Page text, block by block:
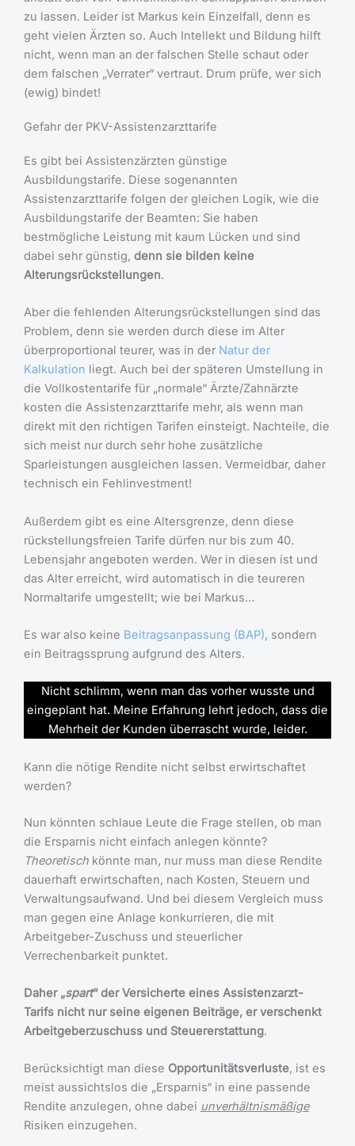
zu lassen. Leider ist Markus kein Einzelfall, denn es
geht vielen Ärzten so. Auch Intellekt und Bildung hilft
nicht, wenn man an der falschen Stelle schaut oder
dem falschen „Verrater“ vertraut. Drum prüfe, wer sich
(ewig) bindet!
Gefahr der PKV-Assistenzarzttarife
Es gibt bei Assistenzärzten günstige
Ausbildungstarife. Diese sogenannten
Assistenzarzttarife folgen der gleichen Logik, wie die
Ausbildungstarife der Beamten: Sie haben
bestmögliche Leistung mit kaum Lücken und sind
dabei sehr günstig, denn sie bilden keine
Alterungsrückstellungen.
Aber die fehlenden Alterungsrückstellungen sind das
Problem, denn sie werden durch diese im Alter
überproportional teurer, was in der Natur der
Kalkulation liegt. Auch bei der späteren Umstellung in
die Vollkostentarife für „normale“ Ärzte/Zahnärzte
kosten die Assistenzarzttarife mehr, als wenn man
direkt mit den richtigen Tarifen einsteigt. Nachteile, die
sich meist nur durch sehr hohe zusätzliche
Sparleistungen ausgleichen lassen. Vermeidbar, daher
technisch ein Fehlinvestment!
Außerdem gibt es eine Altersgrenze, denn diese
rückstellungsfreien Tarife dürfen nur bis zum 40.
Lebensjahr angeboten werden. Wer in diesen ist und
das Alter erreicht, wird automatisch in die teureren
Normaltarife umgestellt; wie bei Markus…
Es war also keine Beitragsanpassung (BAP), sondern
ein Beitragssprung aufgrund des Alters.
Nicht schlimm, wenn man das vorher wusste und
eingeplant hat. Meine Erfahrung lehrt jedoch, dass die
Mehrheit der Kunden überrascht wurde, leider.
Kann die nötige Rendite nicht selbst erwirtschaftet
werden?
Nun könnten schlaue Leute die Frage stellen, ob man
die Ersparnis nicht einfach anlegen könnte?
Theoretisch könnte man, nur muss man diese Rendite
dauerhaft erwirtschaften, nach Kosten, Steuern und
Verwaltungsaufwand. Und bei diesem Vergleich muss
man gegen eine Anlage konkurrieren, die mit
Arbeitgeber-Zuschuss und steuerlicher
Verrechenbarkeit punktet.
Daher „spart“ der Versicherte eines Assistenzarzt-
Tarifs nicht nur seine eigenen Beiträge, er verschenkt
Arbeitgeberzuschuss und Steuererstattung.
Berücksichtigt man diese Opportunitätsverluste, ist es
meist aussichtslos die „Ersparnis“ in eine passende
Rendite anzulegen, ohne dabei unverhältnismäßige
Risiken einzugehen.